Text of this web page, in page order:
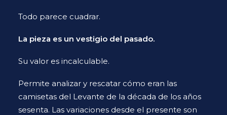
Todo parece cuadrar.
La pieza es un vestigio del pasado.
Su valor es incalculable.
Permite analizar y rescatar cómo eran las
camisetas del Levante de la década de los años
sesenta. Las variaciones desde el presente son